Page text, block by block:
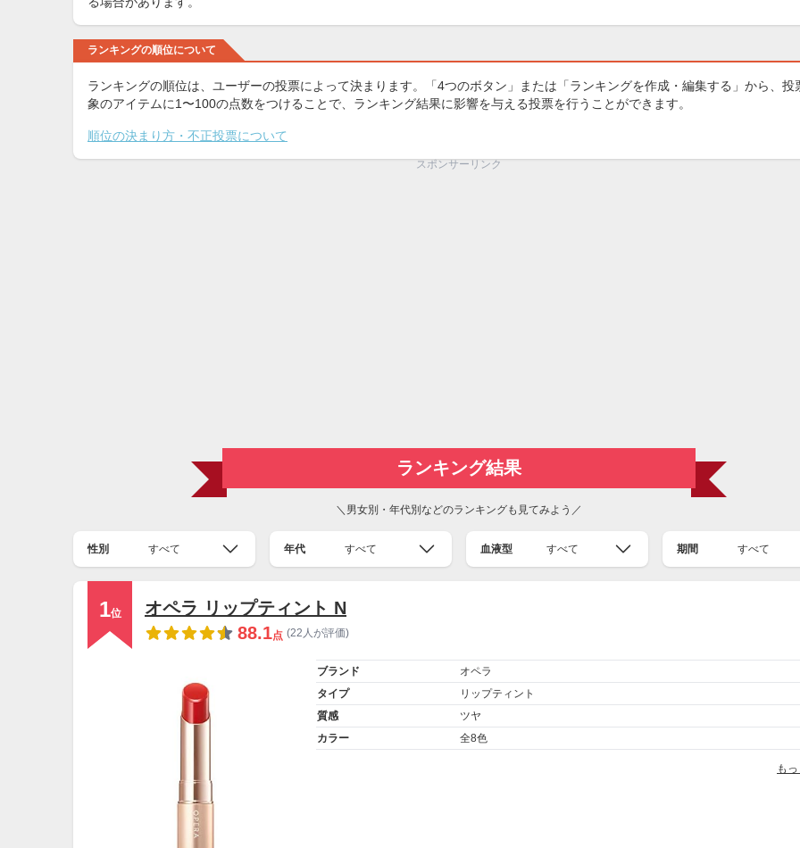
ランキングの順位について
ランキングの順位は、ユーザーの投票によって決まります。「4つのボタン」または「ランキングを作成・編集する」から、投
象のアイテムに1〜100の点数をつけることで、ランキング結果に影響を与える投票を行うことができます。
順位の決まり方・不正投票について
スポンサーリンク
ランキング結果
＼男女別・年代別などのランキングも見てみよう／
性別 すべて 年代 すべて 血液型 すべて 期間 すべて
1位
オペラ リップティント N
88.1点 (22人が評価)
ブランド
オペラ
タイプ
リップティント
質感
ツヤ
カラー
全8色
も